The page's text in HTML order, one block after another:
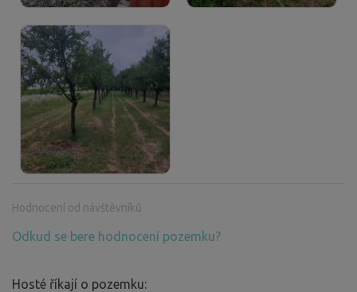
Hodnocení od návštěvníků
Odkud se bere hodnocení pozemku?
Hosté říkají o pozemku: